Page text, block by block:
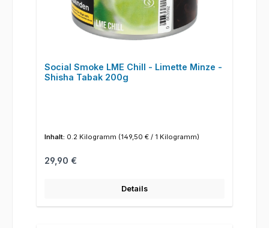
Social Smoke LME Chill - Limette Minze -
Shisha Tabak 200g
Inhalt: 0.2 Kilogramm (149,50 € / 1 Kilogramm)
Regulärer Preis:
29,90 €
Details